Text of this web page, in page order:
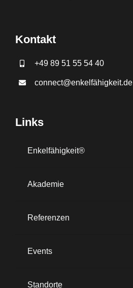
Kontakt
+49 89 51 55 54 40
connect@enkelfähigkeit.de
Links
Enkelfähigkeit®
Akademie
Referenzen
Events
Standorte